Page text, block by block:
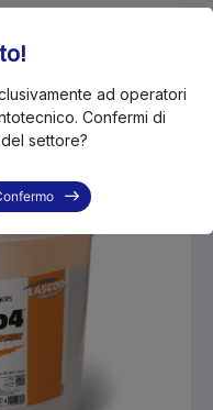
ad operatori
Confermi di
settore?